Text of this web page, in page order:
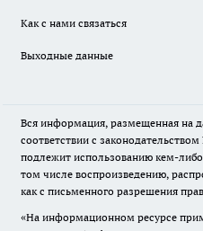
Как с нами связаться
Выходные данные
Вся информация, размещенная на
соответствии с
подлежит использованию кем-
том числе воспроизведению,
как с письменного разрешения
«На информационном ресурсе